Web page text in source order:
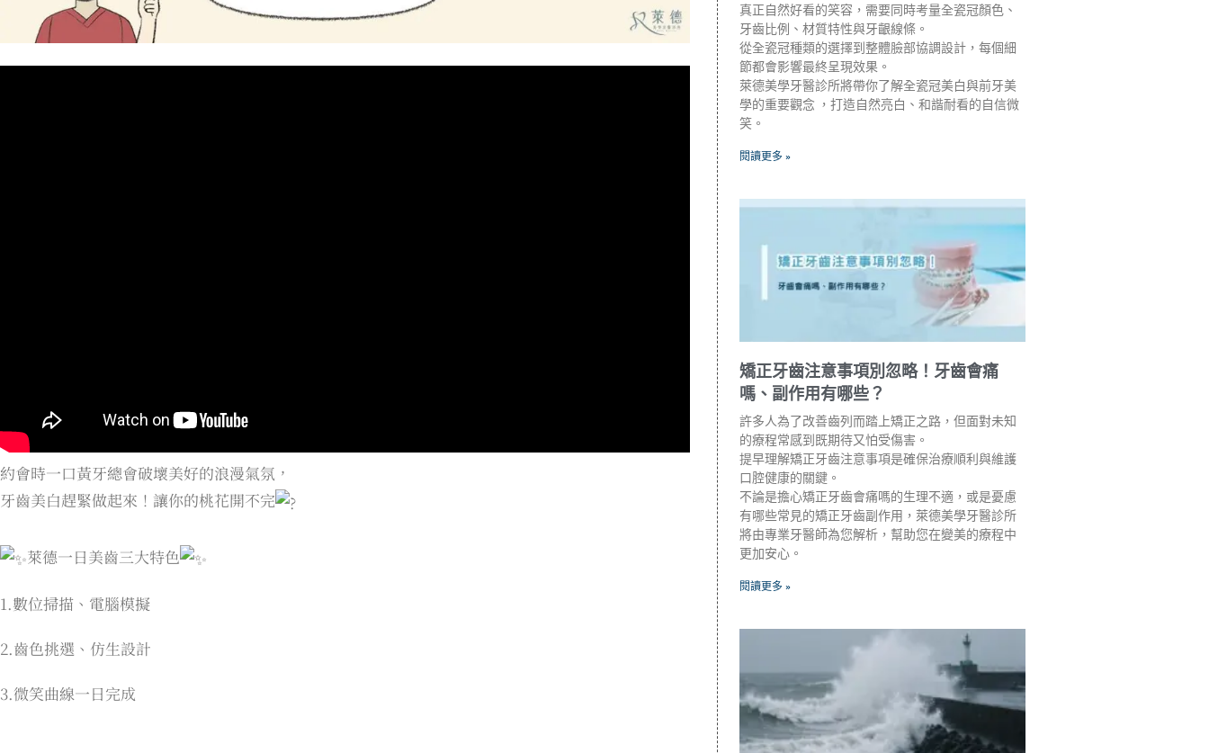
約會時一口黃牙總會破壞美好的浪漫氣氛，
牙齒美白趕緊做起來！讓你的桃花開不完
萊德一日美齒三大特色
1.數位掃描、電腦模擬
2.齒色挑選、仿生設計
3.微笑曲線一日完成
真正自然好看的笑容，需要同時考量全瓷冠顏色、
牙齒比例、材質特性與牙齦線條。
從全瓷冠種類的選擇到整體臉部協調設計，每個細
節都會影響最終呈現效果。
萊德美學牙醫診所將帶你了解全瓷冠美白與前牙美
學的重要觀念 ，打造自然亮白、和諧耐看的自信微
笑。
閱讀更多 »
矯正牙齒注意事項別忽略！牙齒會痛
嗎、副作用有哪些？
許多人為了改善齒列而踏上矯正之路，但面對未知
的療程常感到既期待又怕受傷害。
提早理解矯正牙齒注意事項是確保治療順利與維護
口腔健康的關鍵。
不論是擔心矯正牙齒會痛嗎的生理不適，或是憂慮
有哪些常見的矯正牙齒副作用，萊德美學牙醫診所
將由專業牙醫師為您解析，幫助您在變美的療程中
更加安心。
閱讀更多 »